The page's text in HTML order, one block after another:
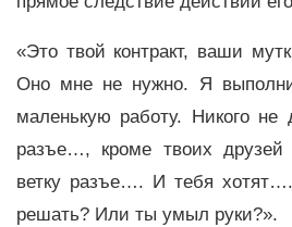
«Это твой контракт, ваши
Оно мне не нужно. Я
маленькую работу. Никого не
разъе…, кроме твоих
ветку разъе…. И тебя
решать? Или ты умыл руки?».